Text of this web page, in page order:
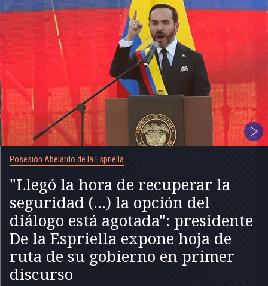
Posesión Abelardo de la Espriella
"Llegó la hora de recuperar la
seguridad (...) la opción del
diálogo está agotada": presidente
De la Espriella expone hoja de
ruta de su gobierno en primer
discurso